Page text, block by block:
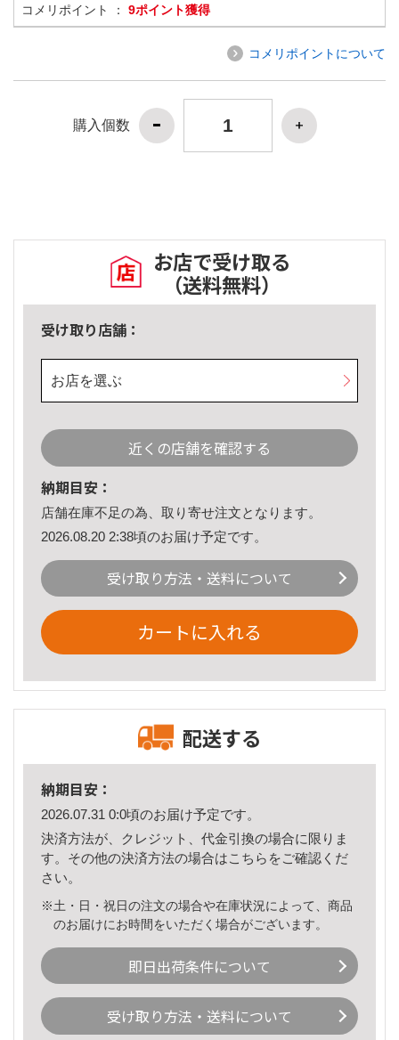
コメリポイント ： 9ポイント獲得
コメリポイントについて
購入個数
お店で受け取る
（送料無料）
受け取り店舗：
お店を選ぶ
近くの店舗を確認する
納期目安：
店舗在庫不足の為、取り寄せ注文となります。
2026.08.20 2:38頃のお届け予定です。
受け取り方法・送料について
カートに入れる
配送する
納期目安：
2026.07.31 0:0頃のお届け予定です。
決済方法が、クレジット、代金引換の場合に限りま
す。その他の決済方法の場合はこちら をご確認くだ
さい。
※土・日・祝日の注文の場合や在庫状況によって、商品
のお届けにお時間をいただく場合がございます。
即日出荷条件について
受け取り方法・送料について